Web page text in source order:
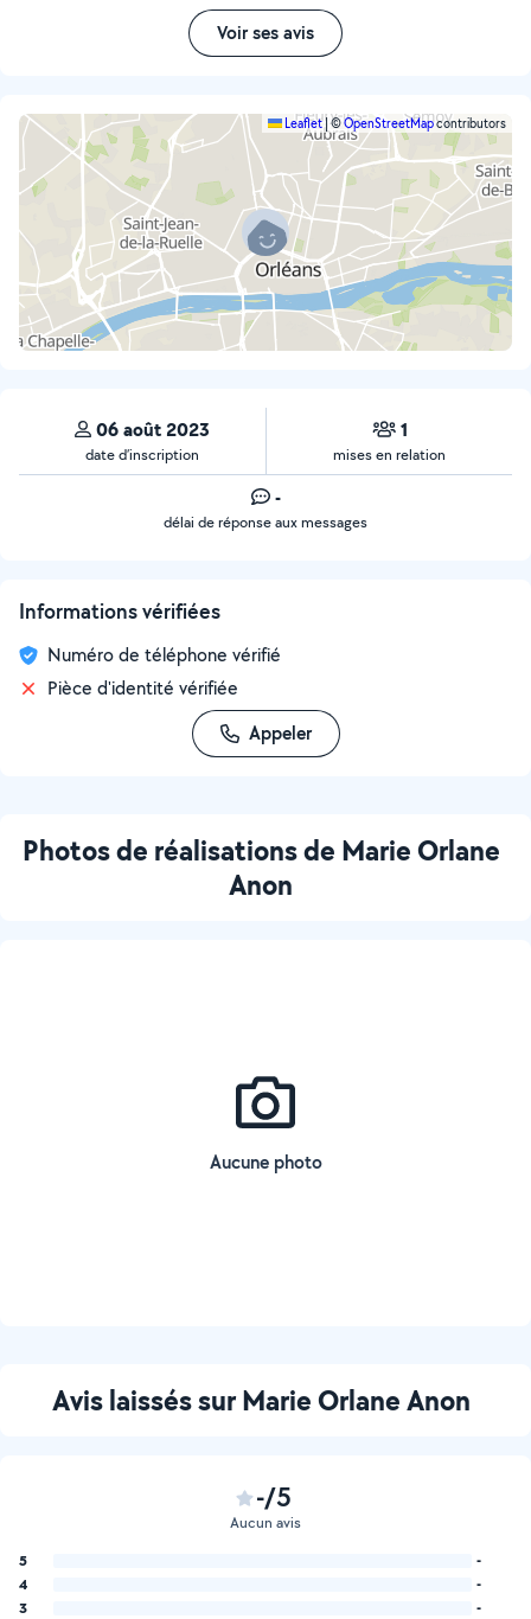
Voir ses avis
Leaflet| ©OpenStreetMapcontributors
06 août 2023
date d’inscription
1
mises en relation
-
délai de réponse aux messages
Informations vérifiées
Numéro de téléphone vérifié
Pièce d'identité vérifiée
Appeler
Photos de réalisations de Marie Orlane
Anon
Aucune photo
Avis laissés sur Marie Orlane Anon
-/5
Aucun avis
5
-
4
-
3
-